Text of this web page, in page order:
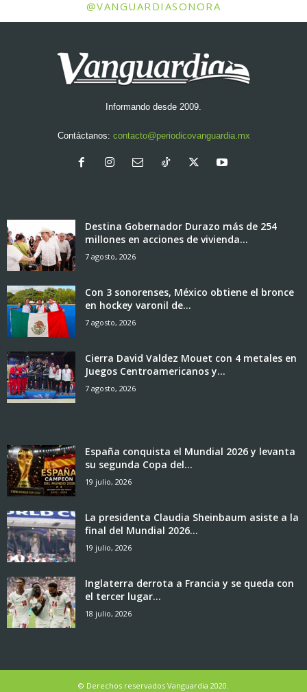
@VANGUARDIASONORA
Informando desde 2009.
Contáctanos: contacto@periodicovanguardia.mx
Destina Gobernador Durazo más de 254
millones en acciones de vivienda...
7 agosto, 2026
Con 3 sonorenses, México obtiene el bronce
en hockey varonil de...
7 agosto, 2026
Cierra David Valdez Mouet con 4 metales en
Juegos Centroamericanos y...
7 agosto, 2026
España conquista el Mundial 2026 y levanta
su segunda Copa del...
19 julio, 2026
La presidenta Claudia Sheinbaum asiste a la
final del Mundial 2026...
19 julio, 2026
Inglaterra derrota a Francia y se queda con
el tercer lugar...
18 julio, 2026
© Derechos reservados Vanguardia 2020.